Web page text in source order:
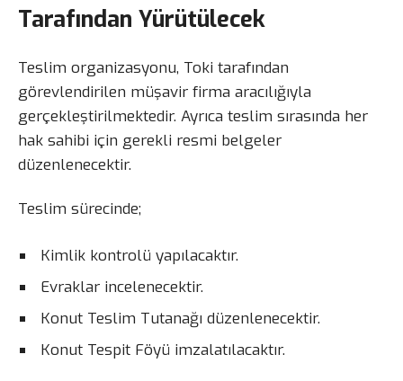
Tarafından Yürütülecek
Teslim organizasyonu, Toki tarafından
görevlendirilen müşavir firma aracılığıyla
gerçekleştirilmektedir. Ayrıca teslim sırasında her
hak sahibi için gerekli resmi belgeler
düzenlenecektir.
Teslim sürecinde;
Kimlik kontrolü yapılacaktır.
Evraklar incelenecektir.
Konut Teslim Tutanağı düzenlenecektir.
Konut Tespit Föyü imzalatılacaktır.